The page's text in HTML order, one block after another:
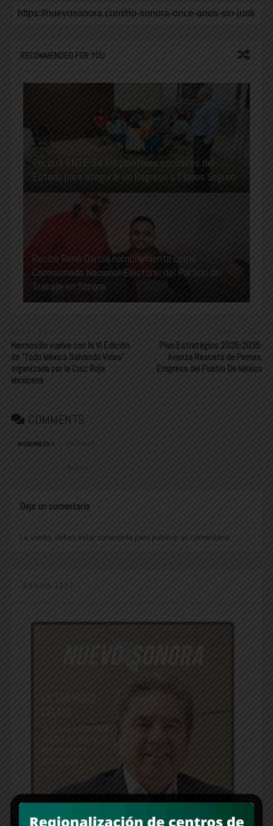
RECOMMENDED FOR YOU
Recorre SNTE 54 los planteles escolares del
Estado para asegurar un Regreso a Clases Seguro
Recibe René García nombramiento como
Comisionado Nacional Electoral del Partido del
Trabajo en Sonora.
Newer Post
Hermosillo vuelve con la VI Edición
de “Todo México Salvando Vidas”
organizada por la Cruz Roja
Mexicana
Older Post
Plan Estratégico 2025-2035:
Avanza Rescate de Pemex,
Empresa del Pueblo De México
COMMENTS
WORDPRESS: 0 FACEBOOK:
DISQUS:
Deja un comentario
Lo siento, debes estar conectado para publicar un comentario.
Edición 1312